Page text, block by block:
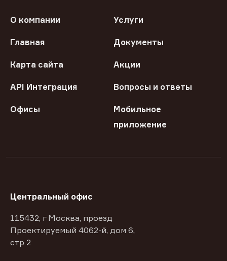
О компании Услуги
Главная Документы
Карта сайта Акции
API Интеграция Вопросы и ответы
Офисы
Мобильное
приложение
Центральный офис
115432, г Москва, проезд
Проектируемый 4062-й, дом 6,
стр 2